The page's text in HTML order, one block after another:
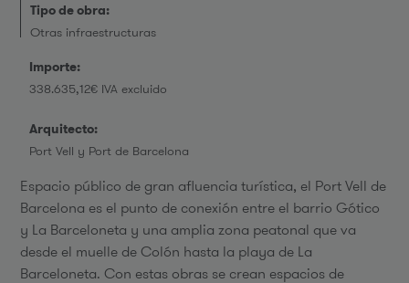
Tipo de obra:
Otras infraestructuras
Importe:
338.635,12€ IVA excluido
Arquitecto:
Port Vell y Port de Barcelona
Espacio público de gran afluencia turística, el Port Vell de
Barcelona es el punto de conexión entre el barrio Gótico
y La Barceloneta y una amplia zona peatonal que va
desde el muelle de Colón hasta la playa de La
Barceloneta. Con estas obras se crean espacios de